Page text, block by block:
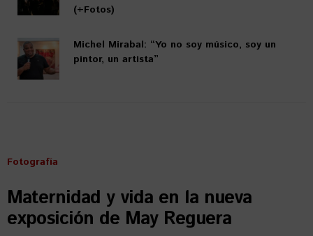
(+Fotos)
Michel Mirabal: “Yo no soy músico, soy un
pintor, un artista”
Fotografía
Maternidad y vida en la nueva
exposición de May Reguera